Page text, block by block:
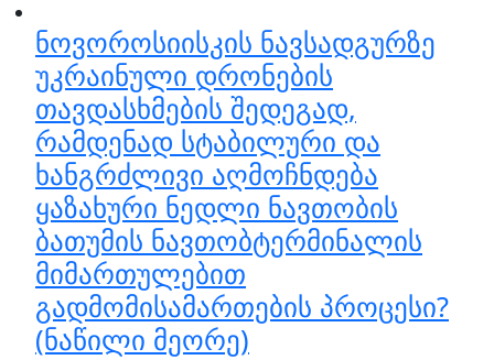
ნოვოროსიისკის ნავსადგურზე
უკრაინული დრონების
თავდასხმების შედეგად,
რამდენად სტაბილური და
ხანგრძლივი აღმოჩნდება
ყაზახური ნედლი ნავთობის
ბათუმის ნავთობტერმინალის
მიმართულებით
გადმომისამართების პროცესი?
(ნაწილი მეორე)